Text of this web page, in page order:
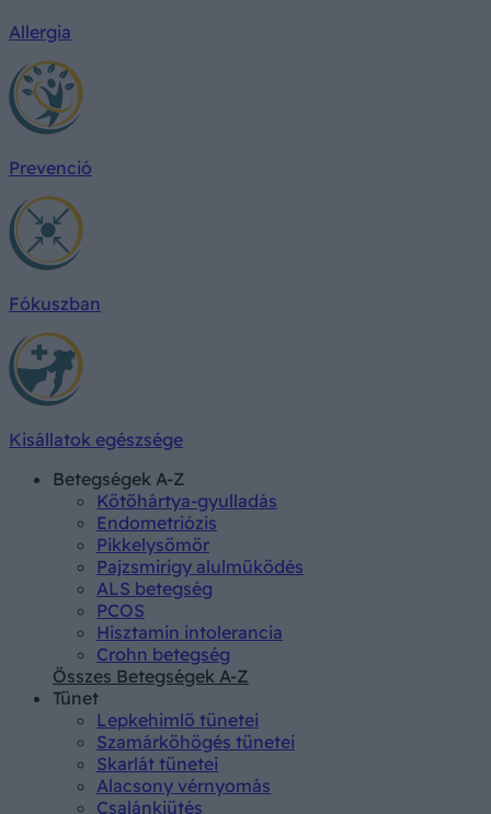
Allergia
Prevenció
Fókuszban
Kisállatok egészsége
Betegségek A-Z
Kötőhártya-gyulladás
Endometriózis
Pikkelysömör
Pajzsmirigy alulműködés
ALS betegség
PCOS
Hisztamin intolerancia
Crohn betegség
Összes Betegségek A-Z
Tünet
Lepkehimlő tünetei
Szamárköhögés tünetei
Skarlát tünetei
Alacsony vérnyomás
Csalánkiütés